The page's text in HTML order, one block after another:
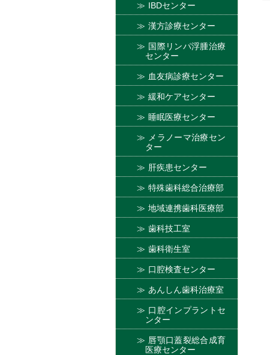
IBDセンター
漢方診療センター
国際リンパ浮腫治療
センター
血友病診療センター
緩和ケアセンター
睡眠医療センター
メラノーマ治療セン
ター
肝疾患センター
特殊歯科総合治療部
地域連携歯科医療部
歯科技工室
歯科衛生室
口腔検査センター
あんしん歯科治療室
口腔インプラントセ
ンター
唇顎口蓋裂総合成育
医療センター